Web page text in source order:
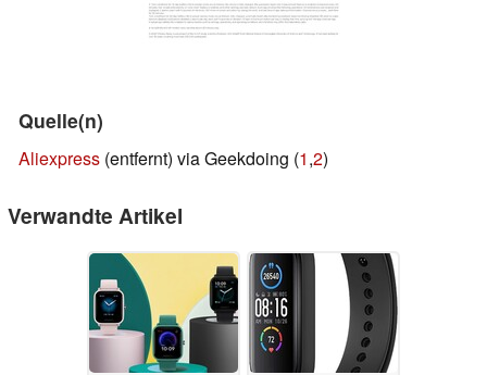
Quelle(n)
Aliexpress (entfernt) via Geekdoing (1,2)
Verwandte Artikel